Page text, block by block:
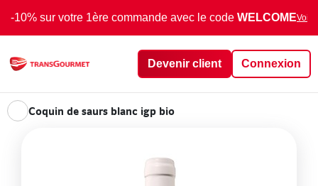
-10% sur votre 1ère commande avec le code WELCOMEVoir
Devenir client Connexion
Coquin de saurs blanc igp bio